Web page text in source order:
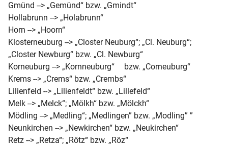
Gmünd --> „Gemünd“ bzw. „Gmindt“
Hollabrunn --> „Holabrunn“
Horn --> „Hoorn“
Klosterneuburg --> „Closter Neuburg“; „Cl. Neuburg“;
„Closter Newburg“ bzw. „Cl. Newburg“
Korneuburg --> „Kornneuburg“	 bzw. „Corneuburg“
Krems --> „Crems“ bzw. „Crembs“
Lilienfeld --> „Lilienfeldt“ bzw. „Lillefeld“
Melk --> „Melck“; „Mölkh“ bzw. „Mölckh“
Mödling --> „Medling“; „Medlingen” bzw. „Modling” ”
Neunkirchen --> „Newkirchen“ bzw. „Neukirchen“
Retz --> „Retza“; „Rötz“ bzw. „Röz“